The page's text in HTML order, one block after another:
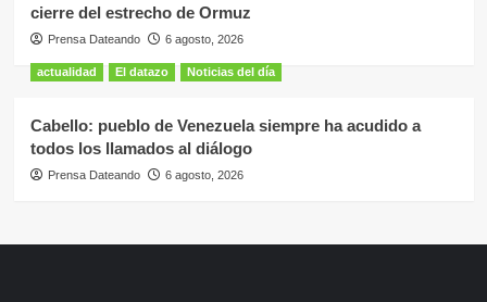
cierre del estrecho de Ormuz
Prensa Dateando 6 agosto, 2026
actualidad El datazo Noticias del día
Cabello: pueblo de Venezuela siempre ha acudido a
todos los llamados al diálogo
Prensa Dateando 6 agosto, 2026